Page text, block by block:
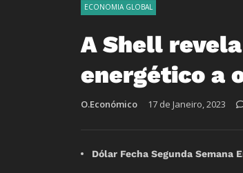
ECONOMIA GLOBAL
A Shell
energético a
O.Económico 17 de Janeiro, 2023
Dólar Fecha Segunda Semana